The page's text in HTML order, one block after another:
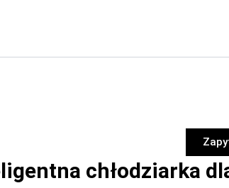
chłodziarka